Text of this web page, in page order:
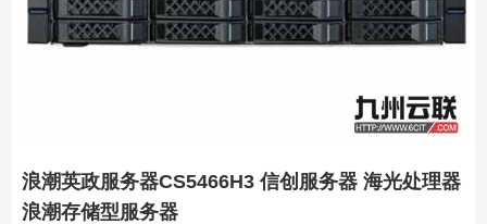
浪潮英政服务器CS5466H3 信创服务器 海光处理器
浪潮存储型服务器